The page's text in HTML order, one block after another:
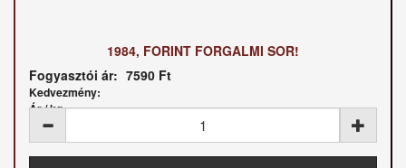
1984, FORINT FORGALMI SOR!
Fogyasztói ár: 7590 Ft
Kedvezmény:
Ár / kg: